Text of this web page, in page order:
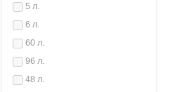
5 л.
6 л.
60 л.
96 л.
48 л.